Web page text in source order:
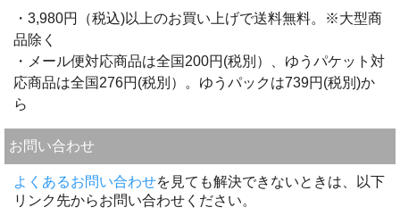
・3,980円（税込)以上のお買い上げで送料無料。※大型商
品除く
・メール便対応商品は全国200円(税別）、ゆうパケット対
応商品は全国276円(税別）。ゆうパックは739円(税別)か
ら
お問い合わせ
よくあるお問い合わせを見ても解決できないときは、以下
リンク先からお問い合わせください。